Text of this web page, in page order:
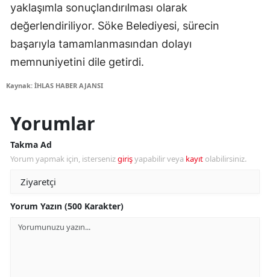
yaklaşımla sonuçlandırılması olarak
değerlendiriliyor. Söke Belediyesi, sürecin
başarıyla tamamlanmasından dolayı
memnuniyetini dile getirdi.
Kaynak: İHLAS HABER AJANSI
Yorumlar
Takma Ad
Yorum yapmak için, istersenizgirişyapabilir veya kayıt olabilirsiniz.
Yorum Yazın (500 Karakter)